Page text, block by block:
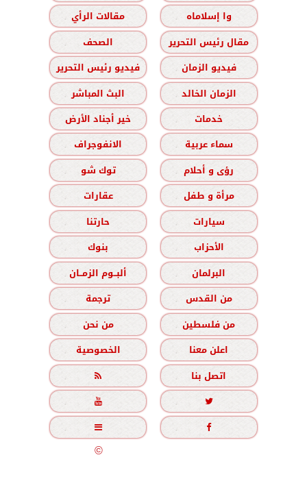
وا إسلاماه
مقالات الرأي
مقال رئيس التحرير
الصحف
فيديو الزمان
فيديو رئيس التحرير
الزمان الخالد
البث المباشر
خدمات
خير أجناد الأرض
سماء عربية
الانفوجراف
رؤى و أحلام
توك شو
مرأة و طفل
عقارات
سيارات
حارتنا
الأحزاب
بنوك
البرلمان
ألبــوم الزمــان
من القدس
ترجمة
من فلسطين
من نحن
اعلن معنا
الخصوصية
اتصل بنا





جميع الحقوق محفوظة©